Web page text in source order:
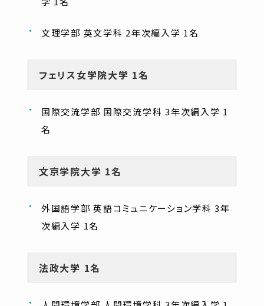
文理学部 英文学科 2年次編入学 1名
フェリス女学院大学 1名
国際交流学部 国際交流学科 3年次編入学 1
名
文京学院大学 1名
外国語学部 英語コミュニケーション学科 3年
次編入学 1名
法政大学 1名